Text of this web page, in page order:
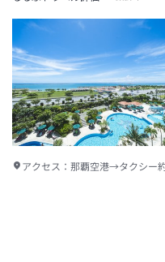
アクセス： 那覇空港→タクシー